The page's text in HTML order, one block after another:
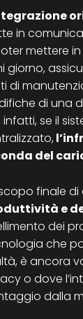
in
mettere
giorno,
di
di una
infatti, se il
del
finale
e
dei
che
è ancora
o dove
dalla